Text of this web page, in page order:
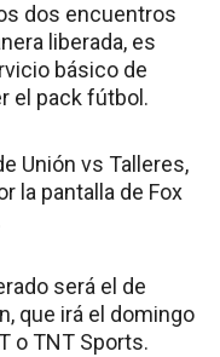
dos encuentros
liberada, es
básico de
el pack fútbol.
Unión vs Talleres,
la pantalla de Fox
será el de
que irá el domingo
o TNT Sports.